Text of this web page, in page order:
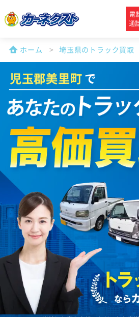
電
通
ホーム 埼玉県のトラック買取
児玉郡美里町で